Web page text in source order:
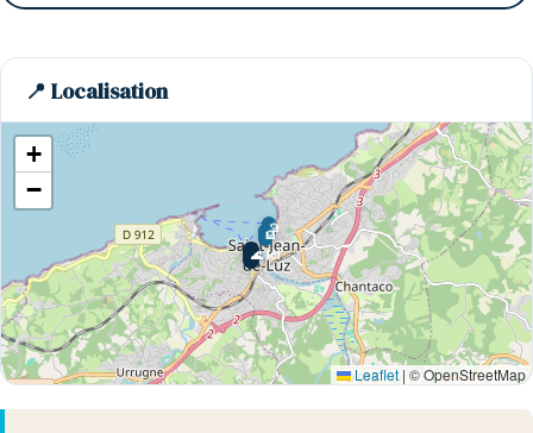
📍 Localisation
🌊 Ici
🏨🏨
+
−
Leaflet | © OpenStreetMap